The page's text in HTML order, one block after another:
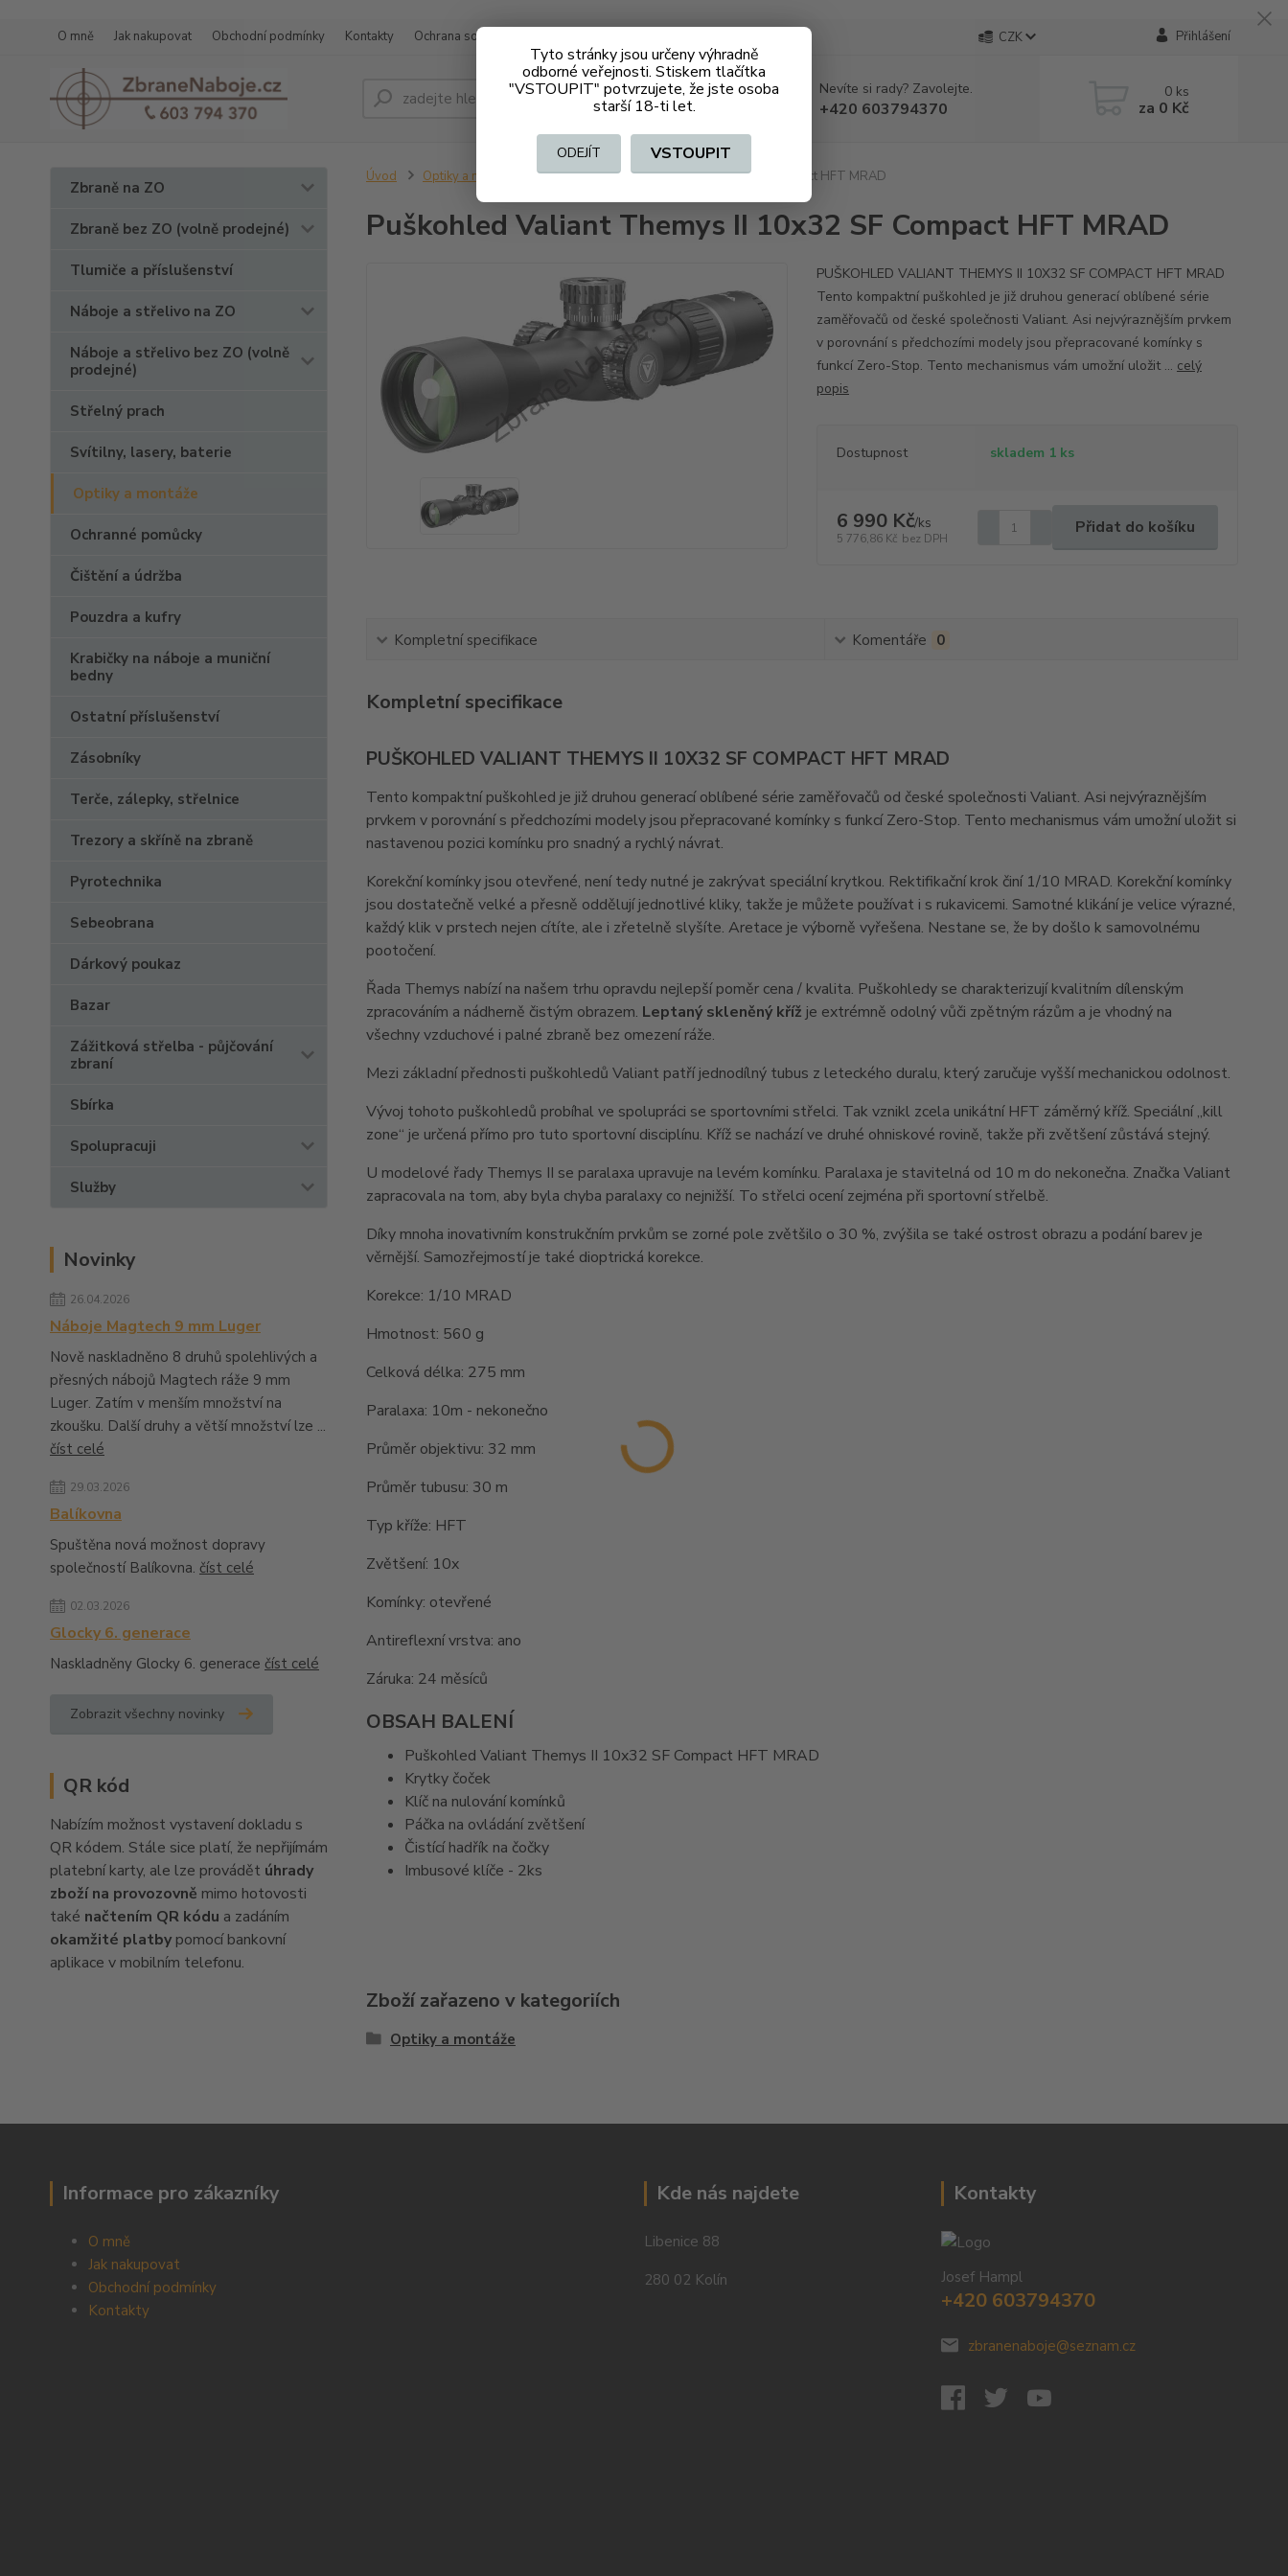
Tyto stránky jsou určeny výhradně
odborné veřejnosti. Stiskem tlačítka
"VSTOUPIT" potvrzujete, že jste osoba
starší 18-ti let.
ODEJÍT VSTOUPIT
O mně Jak nakupovat Obchodní podmínky Kontakty Ochrana soukromí CZK Přihlášení
Hledat Nevíte si rady? Zavolejte.
+420 603794370
0 ks
za 0 Kč
Zbraně na ZO
Zbraně bez ZO (volně prodejné)
Tlumiče a příslušenství
Náboje a střelivo na ZO
Náboje a střelivo bez ZO (volně
prodejné)
Střelný prach
Svítilny, lasery, baterie
Optiky a montáže
Ochranné pomůcky
Čištění a údržba
Pouzdra a kufry
Krabičky na náboje a muniční
bedny
Ostatní příslušenství
Zásobníky
Terče, zálepky, střelnice
Trezory a skříně na zbraně
Pyrotechnika
Sebeobrana
Dárkový poukaz
Bazar
Zážitková střelba - půjčování
zbraní
Sbírka
Spolupracuji
Služby
Novinky
26.04.2026
Náboje Magtech 9 mm Luger
Nově naskladněno 8 druhů spolehlivých a
přesných nábojů Magtech ráže 9 mm
Luger. Zatím v menším množství na
zkoušku. Další druhy a větší množství lze ...
číst celé
29.03.2026
Balíkovna
Spuštěna nová možnost dopravy
společností Balíkovna. číst celé
02.03.2026
Glocky 6. generace
Naskladněny Glocky 6. generace číst celé
Zobrazit všechny novinky
QR kód
Nabízím možnost vystavení dokladu s
QR kódem. Stále sice platí, že nepřijímám
platební karty, ale lze provádět úhrady
zboží na provozovně mimo hotovosti
také načtením QR kódu a zadáním
okamžité platby pomocí bankovní
aplikace v mobilním telefonu.
Úvod Optiky a montáže Puškohled Valiant Themys II 10x32 SF Compact HFT MRAD
Puškohled Valiant Themys II 10x32 SF Compact HFT MRAD
PUŠKOHLED VALIANT THEMYS II 10X32 SF COMPACT HFT MRAD
Tento kompaktní puškohled je již druhou generací oblíbené série
zaměřovačů od české společnosti Valiant. Asi nejvýraznějším prvkem
v porovnání s předchozími modely jsou přepracované komínky s
funkcí Zero-Stop. Tento mechanismus vám umožní uložit ... celý
popis
Dostupnost skladem 1 ks
6 990 Kč/ks
5 776,86 Kč bez DPH
Přidat do košíku
Kompletní specifikace Komentáře 0
Kompletní specifikace
PUŠKOHLED VALIANT THEMYS II 10X32 SF COMPACT HFT MRAD
Tento kompaktní puškohled je již druhou generací oblíbené série zaměřovačů od české společnosti Valiant. Asi nejvýraznějším
prvkem v porovnání s předchozími modely jsou přepracované komínky s funkcí Zero-Stop. Tento mechanismus vám umožní uložit si
nastavenou pozici komínku pro snadný a rychlý návrat.
Korekční komínky jsou otevřené, není tedy nutné je zakrývat speciální krytkou. Rektifikační krok činí 1/10 MRAD. Korekční komínky
jsou dostatečně velké a přesně oddělují jednotlivé kliky, takže je můžete používat i s rukavicemi. Samotné klikání je velice výrazné,
každý klik v prstech nejen cítíte, ale i zřetelně slyšíte. Aretace je výborně vyřešena. Nestane se, že by došlo k samovolnému
pootočení.
Řada Themys nabízí na našem trhu opravdu nejlepší poměr cena / kvalita. Puškohledy se charakterizují kvalitním dílenským
zpracováním a nádherně čistým obrazem. Leptaný skleněný kříž je extrémně odolný vůči zpětným rázům a je vhodný na
všechny vzduchové i palné zbraně bez omezení ráže.
Mezi základní přednosti puškohledů Valiant patří jednodílný tubus z leteckého duralu, který zaručuje vyšší mechanickou odolnost.
Vývoj tohoto puškohledů probíhal ve spolupráci se sportovními střelci. Tak vznikl zcela unikátní HFT záměrný kříž. Speciální „kill
zone“ je určená přímo pro tuto sportovní disciplínu. Kříž se nachází ve druhé ohniskové rovině, takže při zvětšení zůstává stejný.
U modelové řady Themys II se paralaxa upravuje na levém komínku. Paralaxa je stavitelná od 10 m do nekonečna. Značka Valiant
zapracovala na tom, aby byla chyba paralaxy co nejnižší. To střelci ocení zejména při sportovní střelbě.
Díky mnoha inovativním konstrukčním prvkům se zorné pole zvětšilo o 30 %, zvýšila se také ostrost obrazu a podání barev je
věrnější. Samozřejmostí je také dioptrická korekce.
Korekce: 1/10 MRAD
Hmotnost: 560 g
Celková délka: 275 mm
Paralaxa: 10m - nekonečno
Průměr objektivu: 32 mm
Průměr tubusu: 30 m
Typ kříže: HFT
Zvětšení: 10x
Komínky: otevřené
Antireflexní vrstva: ano
Záruka: 24 měsíců
OBSAH BALENÍ
Puškohled Valiant Themys II 10x32 SF Compact HFT MRAD
Krytky čoček
Klíč na nulování komínků
Páčka na ovládání zvětšení
Čistící hadřík na čočky
Imbusové klíče - 2ks
Zboží zařazeno v kategoriích
Optiky a montáže
Informace pro zákazníky
O mně
Jak nakupovat
Obchodní podmínky
Kontakty
Kde nás najdete
Libenice 88
280 02 Kolín
Kontakty
Josef Hampl
+420 603794370
zbranenaboje@seznam.cz